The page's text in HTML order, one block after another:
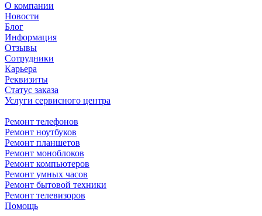
О компании
Новости
Блог
Информация
Отзывы
Сотрудники
Карьера
Реквизиты
Статус заказа
Услуги сервисного центра
Ремонт телефонов
Ремонт ноутбуков
Ремонт планшетов
Ремонт моноблоков
Ремонт компьютеров
Ремонт умных часов
Ремонт бытовой техники
Ремонт телевизоров
Помощь